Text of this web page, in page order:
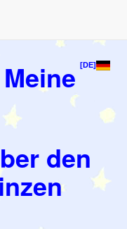
[DE]
Meine
den